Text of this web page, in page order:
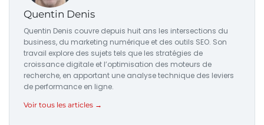
Quentin Denis
Quentin Denis couvre depuis huit ans les intersections du
business, du marketing numérique et des outils SEO. Son
travail explore des sujets tels que les stratégies de
croissance digitale et l’optimisation des moteurs de
recherche, en apportant une analyse technique des leviers
de performance en ligne.
Voir tous les articles →